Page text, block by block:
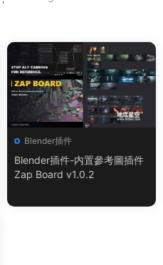
Blender插件
Blender插件-内置參考圖插件
Zap Board v1.0.2